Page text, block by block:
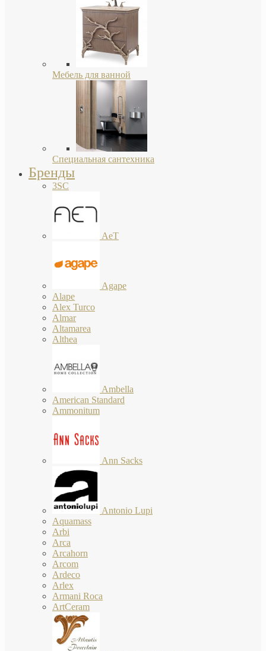
Мебель для ванной
Специальная сантехника
Бренды
3SC
AeT
Agape
Alape
Alex Turco
Almar
Altamarea
Althea
Ambella
American Standard
Ammonitum
Ann Sacks
Antonio Lupi
Aquamass
Arbi
Arca
Arcahorn
Arcom
Ardeco
Arlex
Armani Roca
ArtCeram